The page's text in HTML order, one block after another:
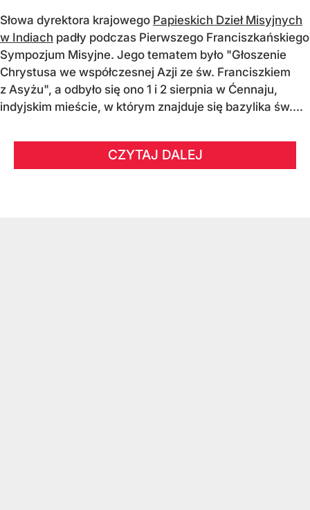
Słowa dyrektora krajowego Papieskich Dzieł Misyjnych
w Indiach padły podczas Pierwszego Franciszkańskiego
Sympozjum Misyjne. Jego tematem było "Głoszenie
Chrystusa we współczesnej Azji ze św. Franciszkiem
z Asyżu", a odbyło się ono 1 i 2 sierpnia w Ćennaju,
indyjskim mieście, w którym znajduje się bazylika św....
CZYTAJ DALEJ